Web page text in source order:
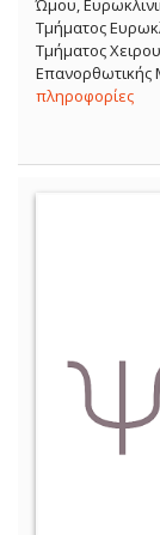
Ώμου,
Τμήματος
Τμήματος
Επανορθωτικής
πληροφορίες